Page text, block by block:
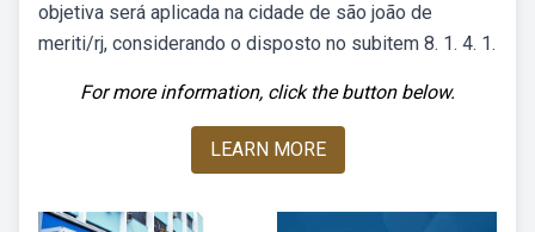
objetiva será aplicada na cidade de são joão de
meriti/rj, considerando o disposto no subitem 8. 1. 4. 1.
For more information, click the button below.
LEARN MORE